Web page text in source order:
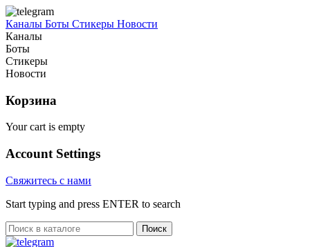
Каналы Боты Стикеры Новости
Каналы
Боты
Стикеры
Новости
Корзина
Your cart is empty
Account Settings
Свяжитесь с нами
Start typing and press ENTER to search
Поиск